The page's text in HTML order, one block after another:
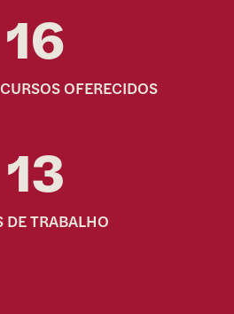
16
OFERECIDOS
13
DE TRABALHO